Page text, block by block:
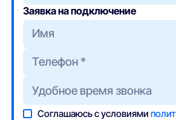
Заявка на подключение
Соглашаюсь с условиями